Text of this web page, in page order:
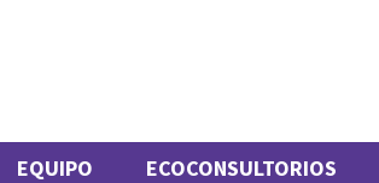
EQUIPO ECOCONSULTORIOS